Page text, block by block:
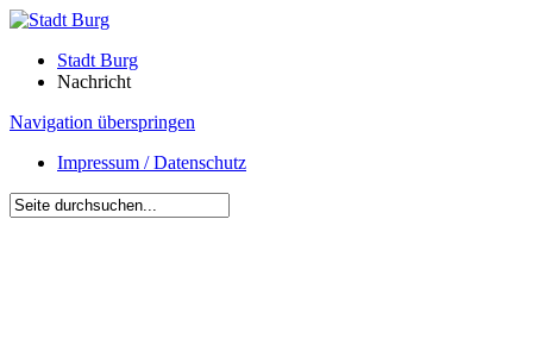
Stadt Burg
Nachricht
Navigation überspringen
Impressum / Datenschutz